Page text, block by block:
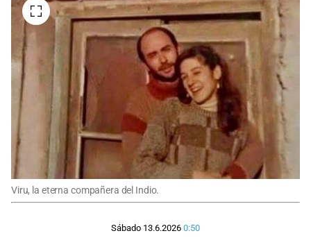
Viru, la eterna compañera del Indio.
Sábado 13.6.2026 0:50